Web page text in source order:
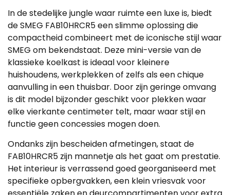
In de stedelijke jungle waar ruimte een luxe is, biedt
de SMEG FAB10HRCR5 een slimme oplossing die
compactheid combineert met de iconische stijl waar
SMEG om bekendstaat. Deze mini-versie van de
klassieke koelkast is ideaal voor kleinere
huishoudens, werkplekken of zelfs als een chique
aanvulling in een thuisbar. Door zijn geringe omvang
is dit model bijzonder geschikt voor plekken waar
elke vierkante centimeter telt, maar waar stijl en
functie geen concessies mogen doen.
Ondanks zijn bescheiden afmetingen, staat de
FAB10HRCR5 zijn mannetje als het gaat om prestatie.
Het interieur is verrassend goed georganiseerd met
specifieke opbergvakken, een klein vriesvak voor